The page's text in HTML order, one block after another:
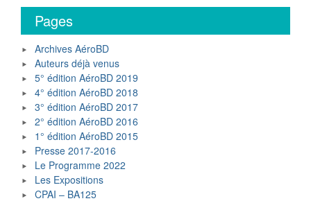
Pages
Archives AéroBD
Auteurs déjà venus
5° édition AéroBD 2019
4° édition AéroBD 2018
3° édition AéroBD 2017
2° édition AéroBD 2016
1° édition AéroBD 2015
Presse 2017-2016
Le Programme 2022
Les Expositions
CPAI – BA125